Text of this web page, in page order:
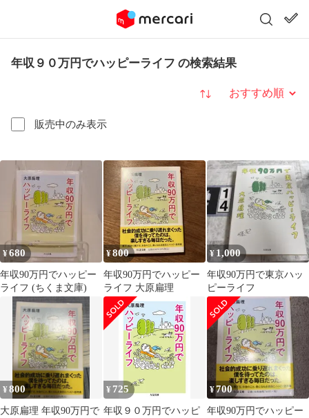
年収９０万円でハッピーライフ の検索結果
販売中のみ表示
並び替え
¥680
年収90万円でハッピー
ライフ (ちくま文庫)
¥800
年収90万円でハッピー
ライフ 大原扁理
¥ 1,000
年収90万円で東京ハッ
ピーライフ
¥800
大原扁理 年収90万円で
¥ 725
年収９０万円でハッピ
¥700
年収90万円でハッピー